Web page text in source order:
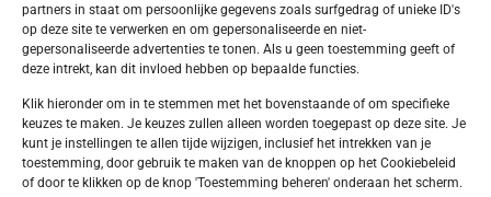
partners in staat om persoonlijke gegevens zoals surfgedrag of unieke ID's
op deze site te verwerken en om gepersonaliseerde en niet-
gepersonaliseerde advertenties te tonen. Als u geen toestemming geeft of
deze intrekt, kan dit invloed hebben op bepaalde functies.
Klik hieronder om in te stemmen met het bovenstaande of om specifieke
keuzes te maken. Je keuzes zullen alleen worden toegepast op deze site. Je
kunt je instellingen te allen tijde wijzigen, inclusief het intrekken van je
toestemming, door gebruik te maken van de knoppen op het Cookiebeleid
of door te klikken op de knop 'Toestemming beheren' onderaan het scherm.
België, Antwerpen
Antwerpen Antwerpen Tulip Inn Antwerpen